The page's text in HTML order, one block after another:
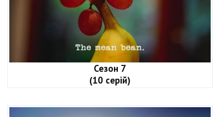
Сезон 7
(10 серій)